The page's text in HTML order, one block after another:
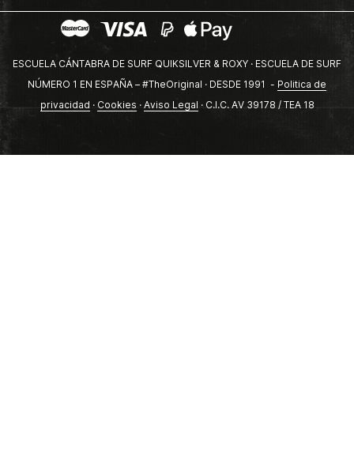
ESCUELA CÁNTABRA DE SURF QUIKSILVER & ROXY · ESCUELA DE SURF
NÚMERO 1 EN ESPAÑA – #TheOriginal · DESDE 1991 - Politica de
privacidad · Cookies · Aviso Legal · C.I.C. AV 39178 / TEA 18